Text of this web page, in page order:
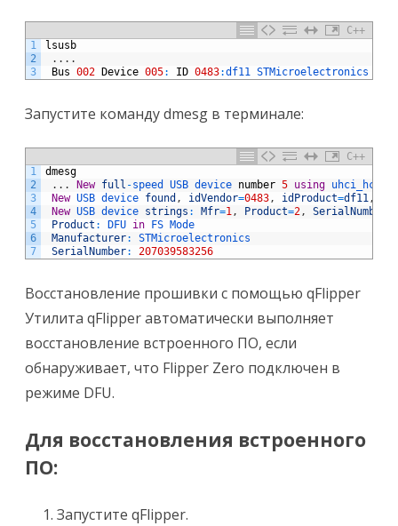
C++
1
2
3
lsusb
. . . .
Bus 002 Device 005: ID 0483:df11 STMicroelectronics
Запустите команду dmesg в терминале:
C++
1
2
3
4
5
6
7
dmesg
. . . New full -speed USB device number 5 using uhci_hcd
New USB device found , idVendor=0483, idProduct=df11,
New USB device strings : Mfr=1, Product=2, SerialNumber
Product : DFU in FS Mode
Manufacturer:
STMicroelectronics
SerialNumber: 207039583256
Восстановление прошивки с помощью qFlipper
Утилита qFlipper автоматически выполняет
восстановление встроенного ПО, если
обнаруживает, что Flipper Zero подключен в
режиме DFU.
Для восстановления встроенного
ПО:
Запустите qFlipper.